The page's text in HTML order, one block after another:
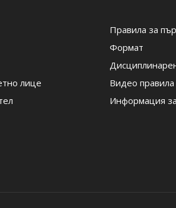
лице
Правила за
Формат
Видео правила
Информация